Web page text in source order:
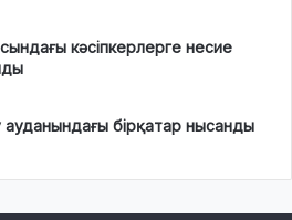
кәсіпкерлерге несие
бірқатар нысанды